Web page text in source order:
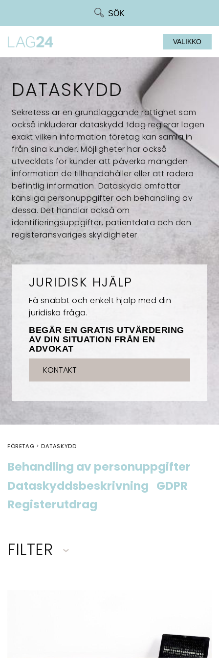
SÖK
VALIKKO
DATASKYDD
Sekretess är en grundläggande rättighet som
också inkluderar dataskydd. Idag reglerar lagen
exakt vilken information företag kan samla in
från sina kunder. Möjligheter har också
utvecklats för kunder att påverka mängden
information de tillhandahåller eller att radera
befintlig information. Dataskydd omfattar
känsliga personuppgifter och behandling av
dessa. Det handlar också om
identifieringsuppgifter, patientdata och den
registeransvariges skyldigheter.
JURIDISK HJÄLP
Få snabbt och enkelt hjälp med din
juridiska fråga.
BEGÄR EN GRATIS UTVÄRDERING
AV DIN SITUATION FRÅN EN
ADVOKAT
KONTAKT
FÖRETAG DATASKYDD
Behandling av personuppgifter
Dataskyddsbeskrivning GDPR
Registerutdrag
FILTER